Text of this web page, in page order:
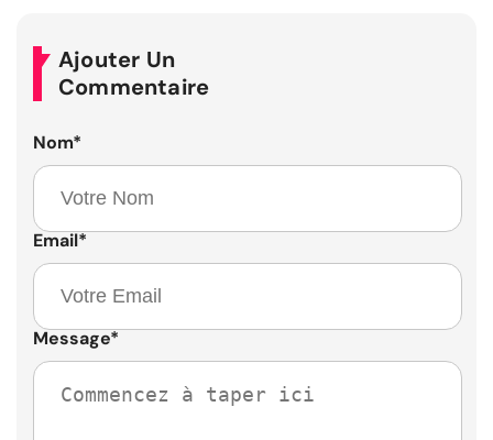
Ajouter Un
Commentaire
Nom*
Email*
Message*